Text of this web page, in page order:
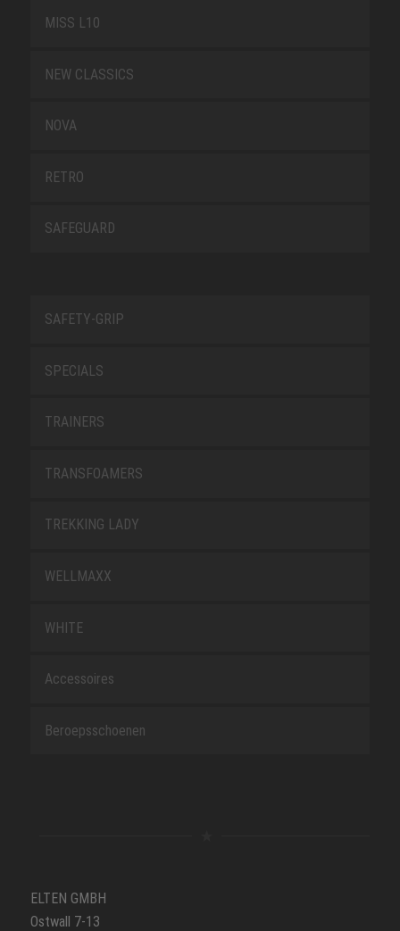
MISS L10
NEW CLASSICS
NOVA
RETRO
SAFEGUARD
SAFETY-GRIP
SPECIALS
TRAINERS
TRANSFOAMERS
TREKKING LADY
WELLMAXX
WHITE
Accessoires
Beroepsschoenen
ELTEN GMBH
Ostwall 7-13